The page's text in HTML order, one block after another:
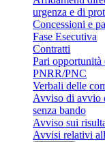
urgenza e di
Concessioni e
Fase Esecutiva
Contratti
Pari
PNRR/PNC
Verbali delle
Avviso di avvio
senza bando
Avviso sui
Avvisi relativi